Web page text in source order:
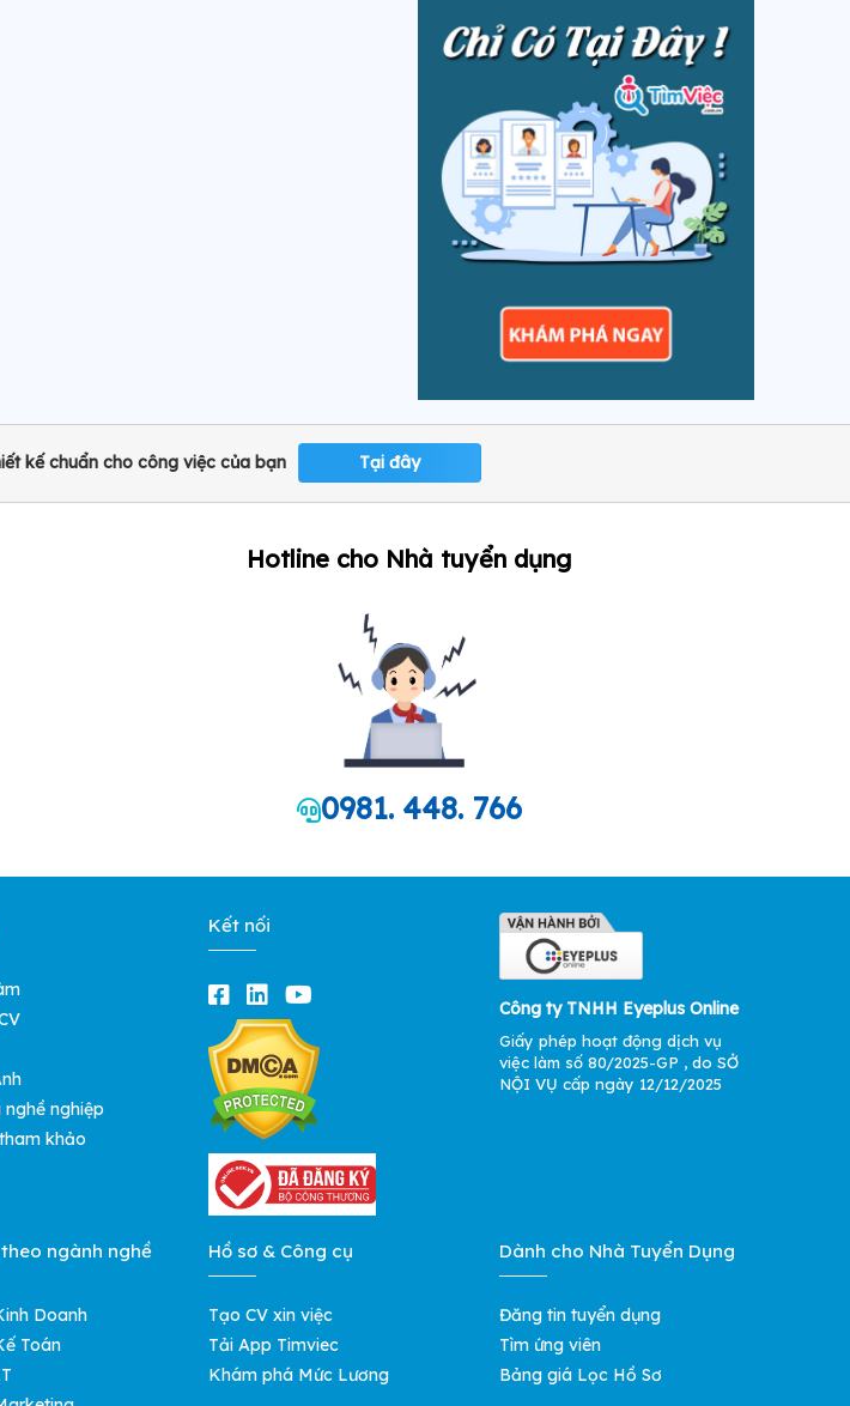
kế chuẩn cho công việc của bạn Tại đây
Hotline cho Nhà tuyển dụng
0981. 448. 766
nghề nghiệp
khảo
Kết nối
Công ty TNHH Eyeplus Online
Giấy phép hoạt động dịch vụ
việc làm số 80/2025-GP , do SỞ
NỘI VỤ cấp ngày 12/12/2025
ngành nghề
Doanh
Toán
Hồ sơ & Công cụ
Tạo CV xin việc
Tải App Timviec
Khám phá Mức Lương
Dành cho Nhà Tuyển Dụng
Đăng tin tuyển dụng
Tìm ứng viên
Bảng giá Lọc Hồ Sơ